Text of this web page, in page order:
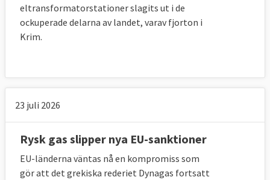
eltransformatorstationer slagits ut i de
ockuperade delarna av landet, varav fjorton i
Krim.
23 juli 2026
Rysk gas slipper nya EU-sanktioner
EU-länderna väntas nå en kompromiss som
gör att det grekiska rederiet Dynagas fortsatt